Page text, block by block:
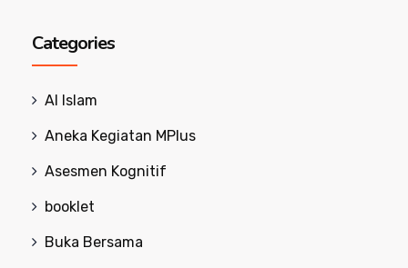
Categories
Al Islam
Aneka Kegiatan MPlus
Asesmen Kognitif
booklet
Buka Bersama